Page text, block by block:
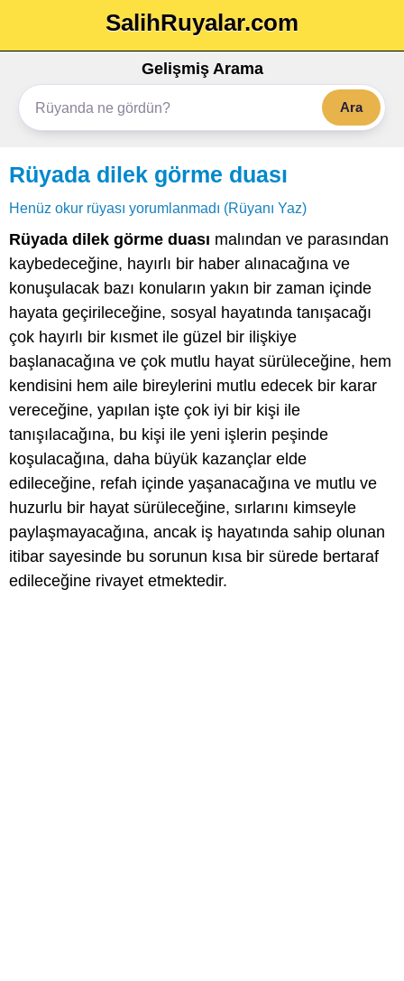
SalihRuyalar.com
Gelişmiş Arama
Ara
Rüyada dilek görme duası
Henüz okur rüyası yorumlanmadı (Rüyanı Yaz)
Rüyada dilek görme duası malından ve parasından
kaybedeceğine, hayırlı bir haber alınacağına ve
konuşulacak bazı konuların yakın bir zaman içinde
hayata geçirileceğine, sosyal hayatında tanışacağı
çok hayırlı bir kısmet ile güzel bir ilişkiye
başlanacağına ve çok mutlu hayat sürüleceğine, hem
kendisini hem aile bireylerini mutlu edecek bir karar
vereceğine, yapılan işte çok iyi bir kişi ile
tanışılacağına, bu kişi ile yeni işlerin peşinde
koşulacağına, daha büyük kazançlar elde
edileceğine, refah içinde yaşanacağına ve mutlu ve
huzurlu bir hayat sürüleceğine, sırlarını kimseyle
paylaşmayacağına, ancak iş hayatında sahip olunan
itibar sayesinde bu sorunun kısa bir sürede bertaraf
edileceğine rivayet etmektedir.